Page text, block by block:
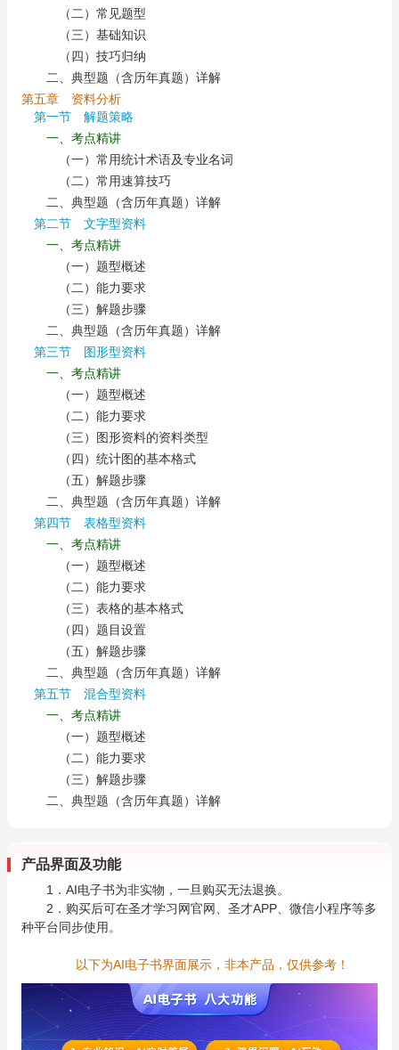
（二）常见题型
（三）基础知识
（四）技巧归纳
二、典型题（含历年真题）详解
第五章 资料分析
第一节 解题策略
一、考点精讲
（一）常用统计术语及专业名词
（二）常用速算技巧
二、典型题（含历年真题）详解
第二节 文字型资料
一、考点精讲
（一）题型概述
（二）能力要求
（三）解题步骤
二、典型题（含历年真题）详解
第三节 图形型资料
一、考点精讲
（一）题型概述
（二）能力要求
（三）图形资料的资料类型
（四）统计图的基本格式
（五）解题步骤
二、典型题（含历年真题）详解
第四节 表格型资料
一、考点精讲
（一）题型概述
（二）能力要求
（三）表格的基本格式
（四）题目设置
（五）解题步骤
二、典型题（含历年真题）详解
第五节 混合型资料
一、考点精讲
（一）题型概述
（二）能力要求
（三）解题步骤
二、典型题（含历年真题）详解
产品界面及功能
1．AI电子书为非实物，一旦购买无法退换。
2．购买后可在圣才学习网官网、圣才APP、微信小程序等多
种平台同步使用。
以下为AI电子书界面展示，非本产品，仅供参考！